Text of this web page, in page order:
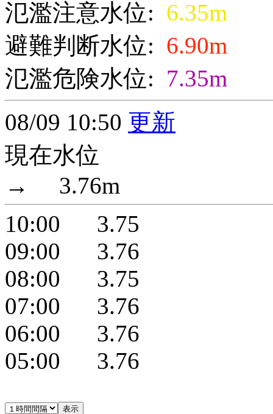
氾濫注意水位: 6.35m
避難判断水位: 6.90m
氾濫危険水位: 7.35m
08/09 10:50 更新
現在水位
→ 3.76m
10:00 3.75
09:00 3.76
08:00 3.75
07:00 3.76
06:00 3.76
05:00 3.76